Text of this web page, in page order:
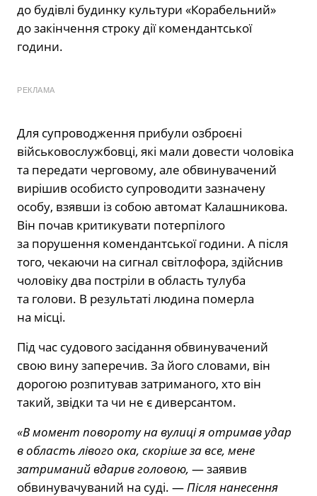
до будівлі будинку культури «Корабельний»
до закінчення строку дії комендантської
години.
РЕКЛАМА
Для супроводження прибули озброєні
військовослужбовці, які мали довести чоловіка
та передати черговому, але обвинувачений
вирішив особисто супроводити зазначену
особу, взявши із собою автомат Калашникова.
Він почав критикувати потерпілого
за порушення комендантської години. А після
того, чекаючи на сигнал світлофора, здійснив
чоловіку два постріли в область тулуба
та голови. В результаті людина померла
на місці.
Під час судового засідання обвинувачений
свою вину заперечив. За його словами, він
дорогою розпитував затриманого, хто він
такий, звідки та чи не є диверсантом.
«В момент повороту на вулиці я отримав удар
в область лівого ока, скоріше за все, мене
затриманий вдарив головою, — заявив
обвинувачуваний на суді. —Після нанесення